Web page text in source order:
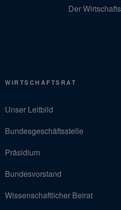
Der
WIRTSCHAFTSRAT
Unser Leitbild
Bundesgeschäftsstelle
Präsidium
Bundesvorstand
Wissenschaftlicher Beirat